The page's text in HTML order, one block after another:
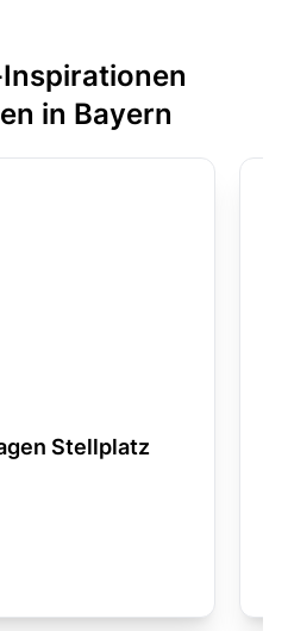
in Bayern
Stellplatz